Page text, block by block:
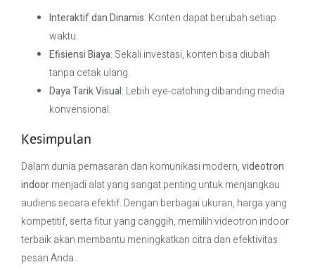
Interaktif dan Dinamis: Konten dapat berubah setiap
waktu.
Efisiensi Biaya: Sekali investasi, konten bisa diubah
tanpa cetak ulang.
Daya Tarik Visual: Lebih eye-catching dibanding media
konvensional.
Kesimpulan
Dalam dunia pemasaran dan komunikasi modern,videotron
indoormenjadi alat yang sangat penting untuk menjangkau
audiens secara efektif. Dengan berbagai ukuran, harga yang
kompetitif, serta fitur yang canggih, memilih videotron indoor
terbaik akan membantu meningkatkan citra dan efektivitas
pesan Anda.